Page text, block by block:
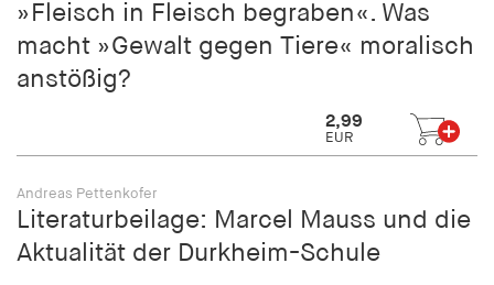
»Fleisch in Fleisch begraben«. Was
macht »Gewalt gegen Tiere« moralisch
anstößig?
2,99
EUR
Andreas Pettenkofer
Literaturbeilage: Marcel Mauss und die
Aktualität der Durkheim-Schule